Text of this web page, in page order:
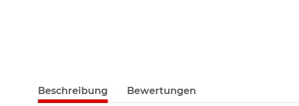
Beschreibung Bewertungen